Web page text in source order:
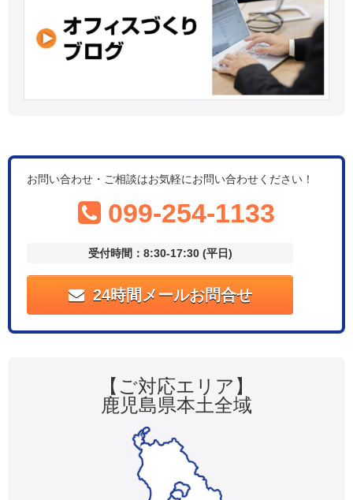
お問い合わせ・ご相談はお気軽にお問い合わせください！
099-254-1133
受付時間：8:30-17:30 (平日)
24時間メールお問合せ
【ご対応エリア】
鹿児島県本土全域